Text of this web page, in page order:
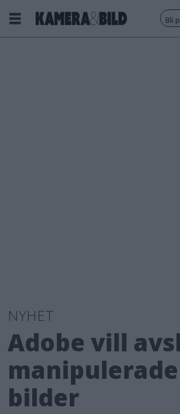
Bli
NYHET
Adobe vill
manipulerade
bilder